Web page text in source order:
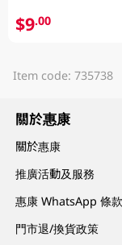
$9.00
Item code: 735738
關於惠康
關於惠康
推廣活動及服務
惠康 WhatsApp 條
門市退/換貨政策